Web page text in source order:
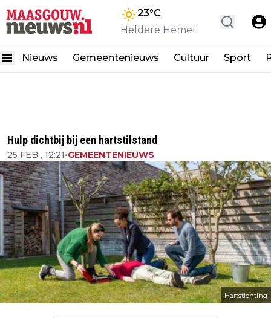
23°C
Heldere Hemel
Nieuws Gemeentenieuws Cultuur Sport
Hulp dichtbij bij een hartstilstand
25 FEB , 12:21•GEMEENTENIEUWS
Hartstichting